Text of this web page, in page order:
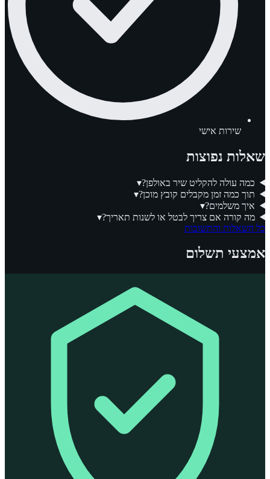
שירות אישי
שאלות נפוצות
כמה עולה להקליט שיר באולפן?▾
תוך כמה זמן מקבלים קובץ מוכן?▾
איך משלמים?▾
מה קורה אם צריך לבטל או לשנות תאריך?▾
כל השאלות והתשובות
אמצעי תשלום